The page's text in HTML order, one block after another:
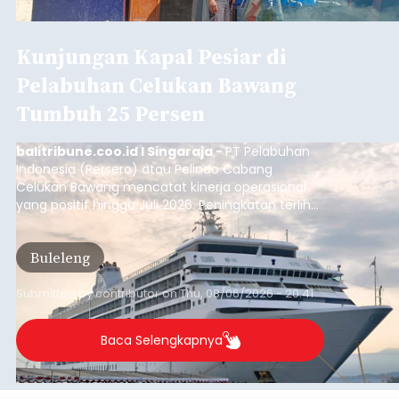
Kunjungan Kapal Pesiar di
Pelabuhan Celukan Bawang
Tumbuh 25 Persen
balitribune.coo.id I Singaraja -PT Pelabuhan
Indonesia (Persero) atau Pelindo Cabang
Celukan Bawang mencatat kinerja operasional
yang positif hingga Juli 2026. Peningkatan terlihat
dari arus kapal yang mencapai 1,48 juta Gross
Tonnage (GT), atau tumbuh 12,4 persen
dibandingkan periode yang sama tahun lalu
yang tercatat sebesar 1,32 juta GT.
Buleleng
Submitted bycontributoronThu, 08/06/2026 - 20:41
Baca Selengkapnya